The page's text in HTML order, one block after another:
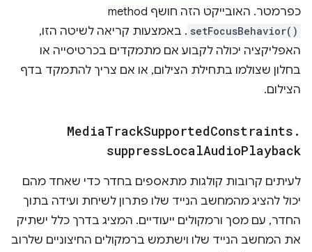
כפרמטר. האובייקט הזה חושף method
setFocusBehavior() . באמצעות קריאה לשיטה הזו,
האפליקציה יכולה לקבוע אם מתמקדים בכרטיסייה או
בחלון שצולמו בתחילת הצילום, או אם צריך להתמקד בדף
הצילום.
MediaTrackSupportedConstraints .
suppressLocalAudioPlayback
לעיתים קרובות קולגות מתאספים בחדר כדי שאחד מהם
יכול להציג מהמחשב הנייד שלו פתרון לשיחת ועידה בתוך
החדר, עם מסך ורמקולים ייעודיים. המציג בדרך כלל ישתיק
את המחשב הנייד שלו וישתמש ברמקולים החיצוניים שלרוב